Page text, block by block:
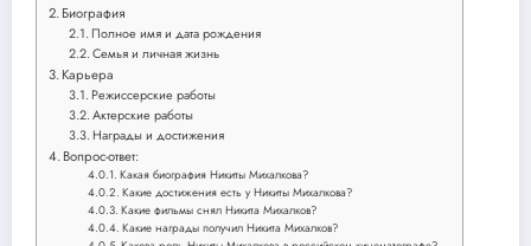
Биография
Полное имя и дата рождения
Семья и личная жизнь
Карьера
Режиссерские работы
Актерские работы
Награды и достижения
Вопрос-ответ:
Какая биография Никиты Михалкова?
Какие достижения есть у Никиты Михалкова?
Какие фильмы снял Никита Михалков?
Какие награды получил Никита Михалков?